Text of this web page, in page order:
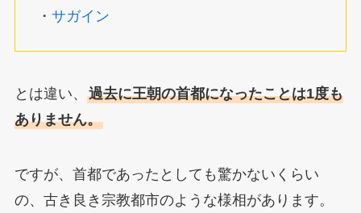
・ サガイン
とは違い、 過去に王朝の首都になったことは1度も
ありません。
ですが、首都であったとしても驚かないくらい
の、古き良き宗教都市のような様相があります。